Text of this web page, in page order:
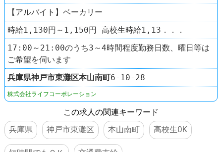
【アルバイト】ベーカリー
時給1,130円～1,150円 高校生時給1,13．．．
17:00～21:00のうち3～4時間程度勤務日数、曜日等は
ご希望を伺います
兵庫県神戸市東灘区本山南町6-10-28
株式会社ライフコーポレーション
この求人の関連キーワード
兵庫県
神戸市東灘区 本山南町 高校生OK